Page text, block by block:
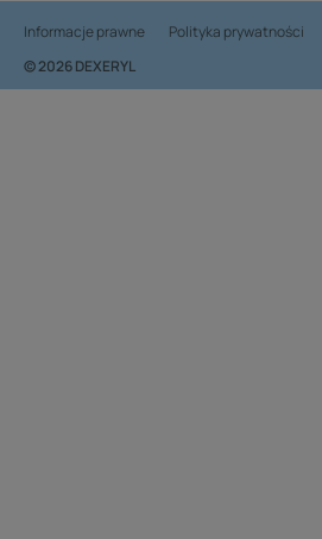
Informacje prawne Polityka prywatności
© 2026 DEXERYL